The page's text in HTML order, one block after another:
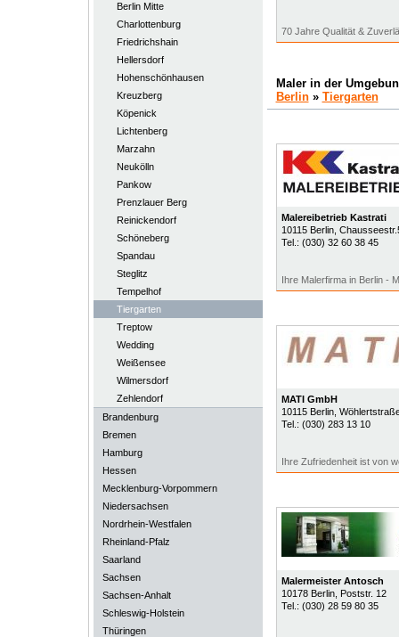
Berlin Mitte
Charlottenburg
Friedrichshain
Hellersdorf
Hohenschönhausen
Kreuzberg
Köpenick
Lichtenberg
Marzahn
Neukölln
Pankow
Prenzlauer Berg
Reinickendorf
Schöneberg
Spandau
Steglitz
Tempelhof
Tiergarten
Treptow
Wedding
Weißensee
Wilmersdorf
Zehlendorf
Brandenburg
Bremen
Hamburg
Hessen
Mecklenburg-Vorpommern
Niedersachsen
Nordrhein-Westfalen
Rheinland-Pfalz
Saarland
Sachsen
Sachsen-Anhalt
Schleswig-Holstein
Thüringen
70 Jahre Qualität &
Maler in der
Berlin» Tiergarten
Malereibetrieb Kastrati
10115 Berlin,
Tel.: (030) 32 60 38 45
Ihre Malerfirma in Berlin -
MATI GmbH
10115 Berlin,
Tel.: (030) 283 13 10
Ihre Zufriedenheit ist von
Malermeister Antosch
10178 Berlin, Poststr. 12
Tel.: (030) 28 59 80 35